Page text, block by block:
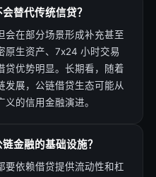
替代传统信贷？
会在部分场景形成补充甚至
原生资产、7x24 小时交易
贷优势明显。长期看，随着
发展，公链借贷生态可能从
的信用金融演进。
金融的基础设施？
要依赖借贷提供流动性和杠